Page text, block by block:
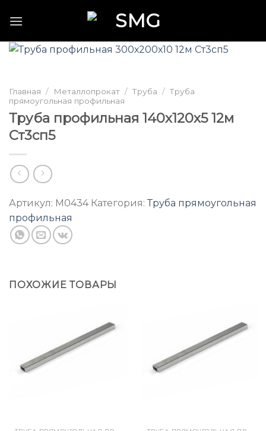
Главная / Металлопрокат / Труба / Труба
прямоугольная профильная
Труба профильная 140х120х5 12м
Ст3сп5
Артикул: M0434 Категория: Труба прямоугольная
профильная
ПОХОЖИЕ ТОВАРЫ